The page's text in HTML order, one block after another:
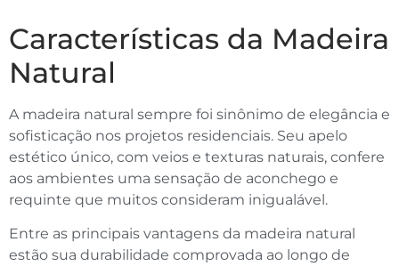
Características da Madeira
Natural
A madeira natural sempre foi sinônimo de elegância e
sofisticação nos projetos residenciais. Seu apelo
estético único, com veios e texturas naturais, confere
aos ambientes uma sensação de aconchego e
requinte que muitos consideram inigualável.
Entre as principais vantagens da madeira natural
estão sua durabilidade comprovada ao longo de